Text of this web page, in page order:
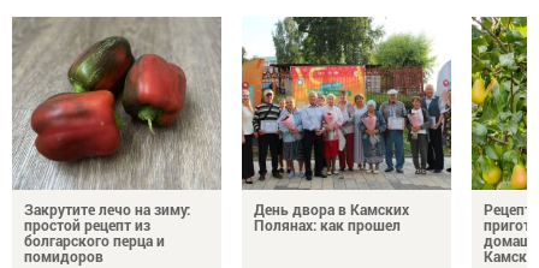
Закрутите лечо на зиму:
простой рецепт из
болгарского перца и
помидоров
День двора в Камских
Полянах: как прошел